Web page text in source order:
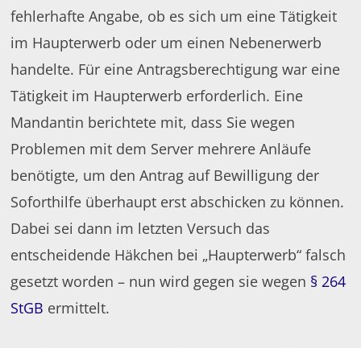
fehlerhafte Angabe, ob es sich um eine Tätigkeit
im Haupterwerb oder um einen Nebenerwerb
handelte. Für eine Antragsberechtigung war eine
Tätigkeit im Haupterwerb erforderlich. Eine
Mandantin berichtete mit, dass Sie wegen
Problemen mit dem Server mehrere Anläufe
benötigte, um den Antrag auf Bewilligung der
Soforthilfe überhaupt erst abschicken zu können.
Dabei sei dann im letzten Versuch das
entscheidende Häkchen bei „Haupterwerb“ falsch
gesetzt worden – nun wird gegen sie wegen § 264
StGB ermittelt.